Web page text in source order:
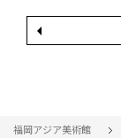
福岡アジア美術館